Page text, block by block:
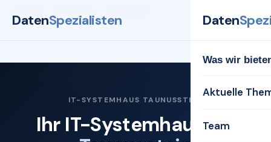
DatenSpezialisten Daten
Was wir
Aktuelle
Team
IT-SYSTEMHAUS TAUNUSSTEIN
Ihr IT-Systemhaus für